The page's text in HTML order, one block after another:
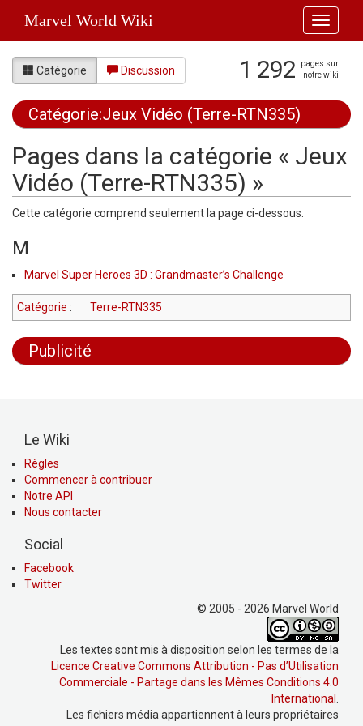
Toggle
Marvel World Wiki
Catégorie Discussion 1 292
pages sur
notre wiki
Catégorie:Jeux Vidéo (Terre-RTN335)
Pages dans la catégorie « Jeux
Vidéo (Terre-RTN335) »
Cette catégorie comprend seulement la page ci-dessous.
M
Marvel Super Heroes 3D : Grandmaster’s Challenge
Catégorie : Terre-RTN335
Publicité
Le Wiki
Règles
Commencer à contribuer
Notre API
Nous contacter
Social
Facebook
Twitter
© 2005 - 2026 Marvel World
Les textes sont mis à disposition selon les termes de la
Licence Creative Commons Attribution - Pas d’Utilisation
Commerciale - Partage dans les Mêmes Conditions 4.0
International
Les fichiers média appartiennent à leurs propriétaires